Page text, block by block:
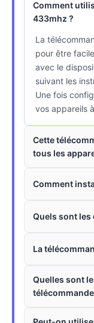
Comment
433mhz ?
La
pour être
avec le
suivant les
Une fois
vos appareils
Cette
tous les
Comment
Quels sont les
La
Quelles sont